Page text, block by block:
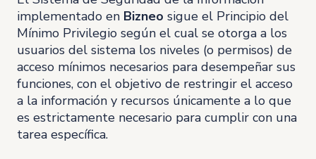
implementado en Bizneo sigue el Principio del
Mínimo Privilegio según el cual se otorga a los
usuarios del sistema los niveles (o permisos) de
acceso mínimos necesarios para desempeñar sus
funciones, con el objetivo de restringir el acceso
a la información y recursos únicamente a lo que
es estrictamente necesario para cumplir con una
tarea específica.